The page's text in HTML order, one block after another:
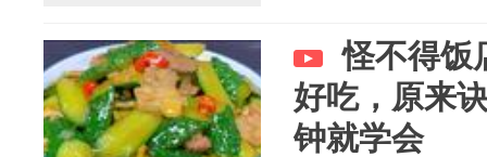
怪不得饭
好吃，原来
钟就学会